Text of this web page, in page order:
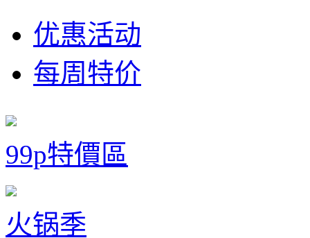
优惠活动
每周特价
99p特價區
火锅季